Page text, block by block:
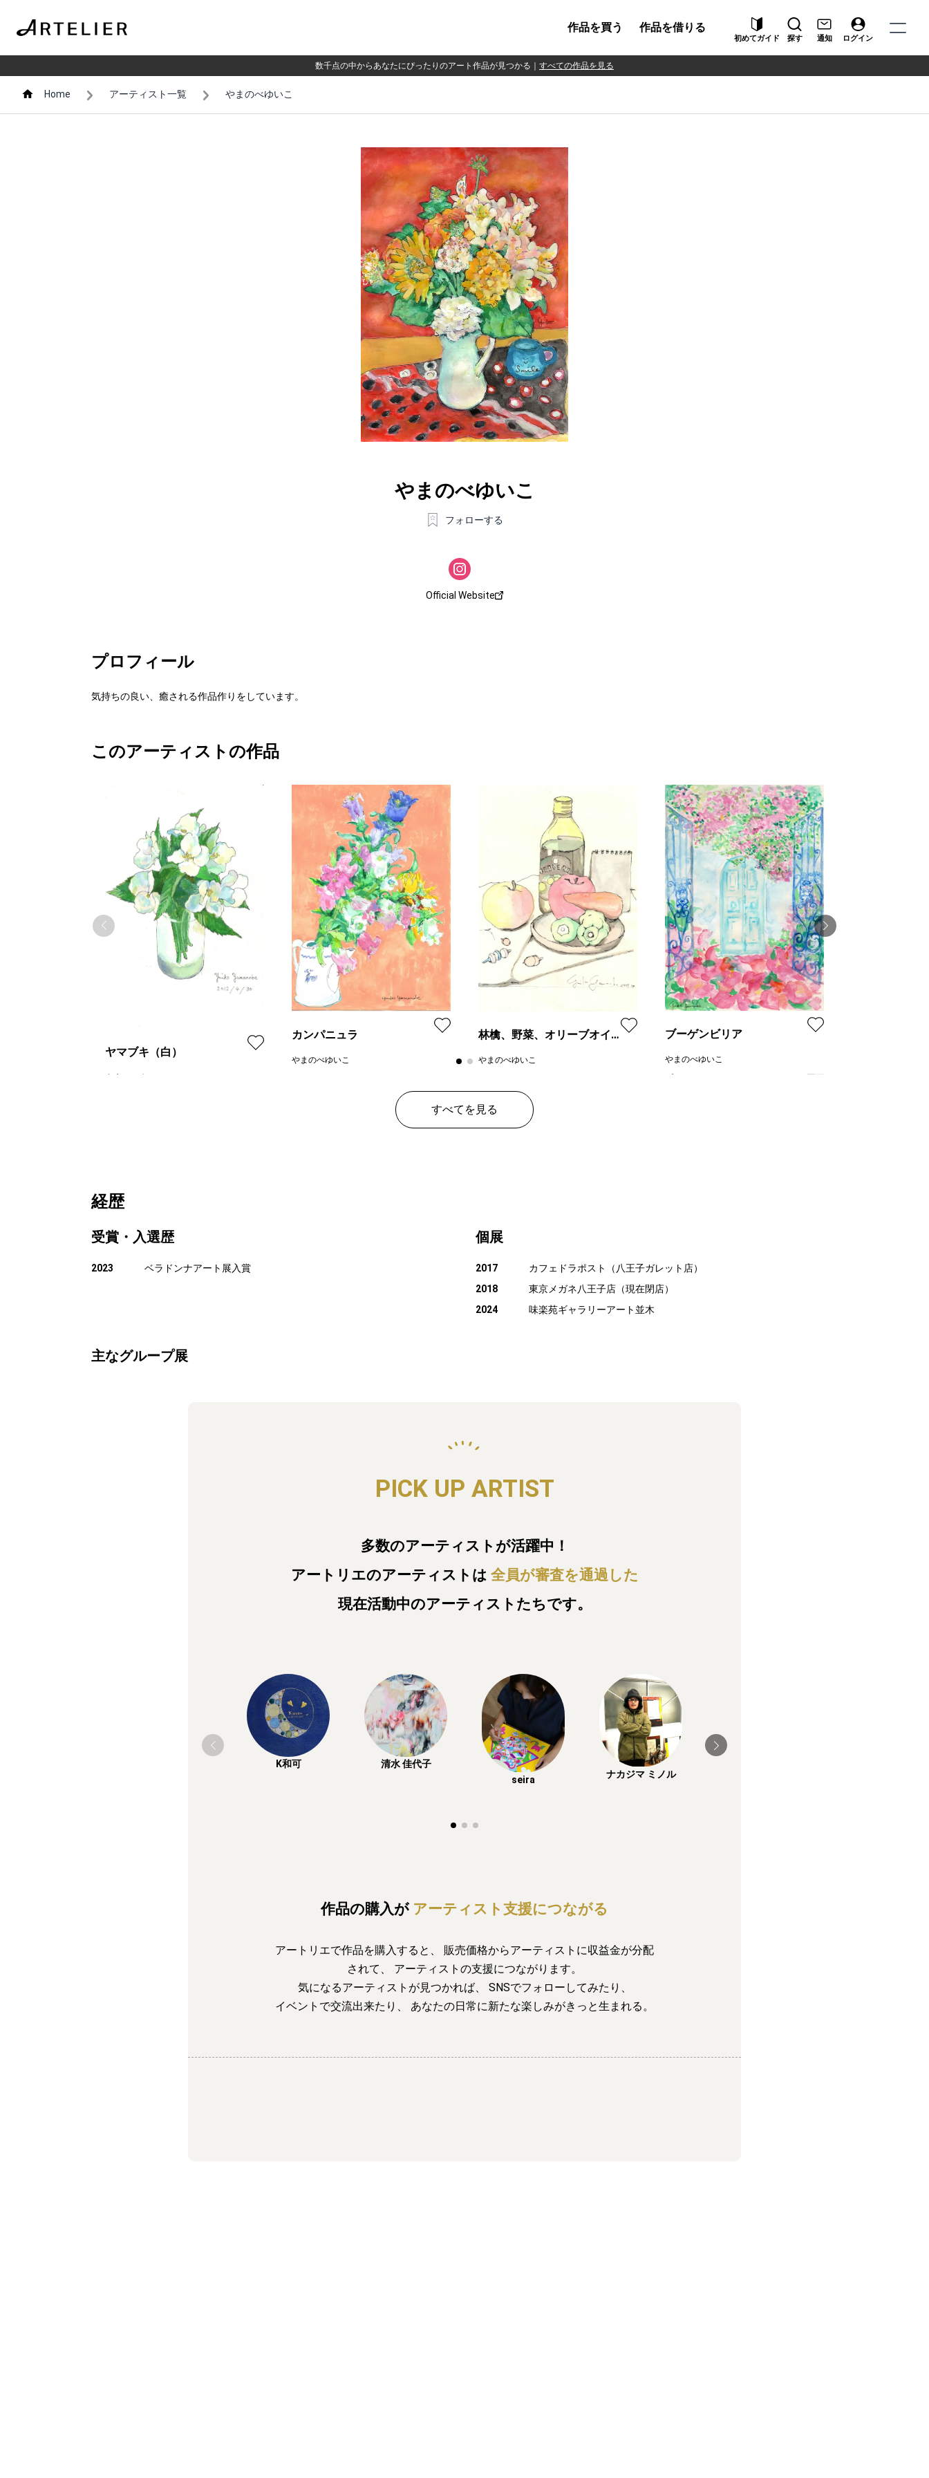
作品を買う 作品を借りる
初めてガイド 探す 通知 ログイン
数千点の中からあなたにぴったりのアート作品が見つかる すべての作品を見る
Home アーティスト一覧 やまのべゆいこ
やまのべゆいこ
フォローする
Official Website
プロフィール
気持ちの良い、癒される作品作りをしています。
このアーティストの作品
ヤマブキ（白）
やまのべゆいこ
カンパニュラ
やまのべゆいこ
¥ 30,000
林檎、野菜、オリーブオイ
やまのべゆいこ
価格
ブーゲンビリア
やまのべゆいこ
プラン
レンタル不可
すべてを見る
経歴
受賞・入選歴
2023 ベラドンナアート展入賞
個展
2017
カフェドラポスト（八王子ガレット店）
2018
東京メガネ八王子店（現在閉店）
2024
味楽苑ギャラリーアート並木
主なグループ展
PICK UP ARTIST
多数のアーティストが活躍中！
アートリエのアーティストは 全員が審査を通過した
現在活動中のアーティストたちです。
K和可
清水 佳代子
seira
ナカジマ ミノル
作品の購入が アーティスト支援につながる
アートリエで作品を購入すると、
販売価格からアーティストに収益金が分配
されて、
アーティストの支援につながります。
気になるアーティストが見つかれば、
SNSでフォローしてみたり、
イベントで交流出来たり、
あなたの日常に新たな楽しみがきっと生まれる。